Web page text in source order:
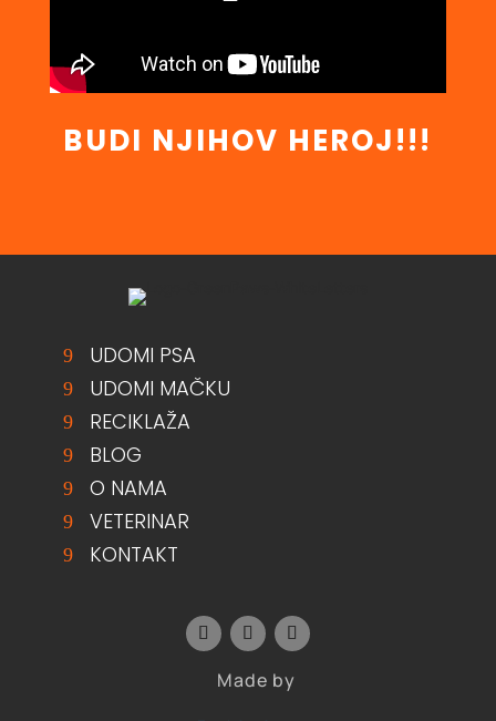
BUDI NJIHOV HEROJ!!!
UDOMI PSA
UDOMI MAČKU
RECIKLAŽA
BLOG
O NAMA
VETERINAR
KONTAKT
Made by